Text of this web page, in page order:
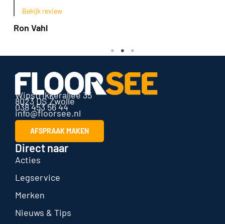
Ron Vahl
Bekijk review
Wipstrikkerallee 35
8023 DS Zwolle
038 453 56 44
info@floorsee.nl
AFSPRAAK MAKEN
Direct naar
Acties
Legservice
Merken
Nieuws & Tips